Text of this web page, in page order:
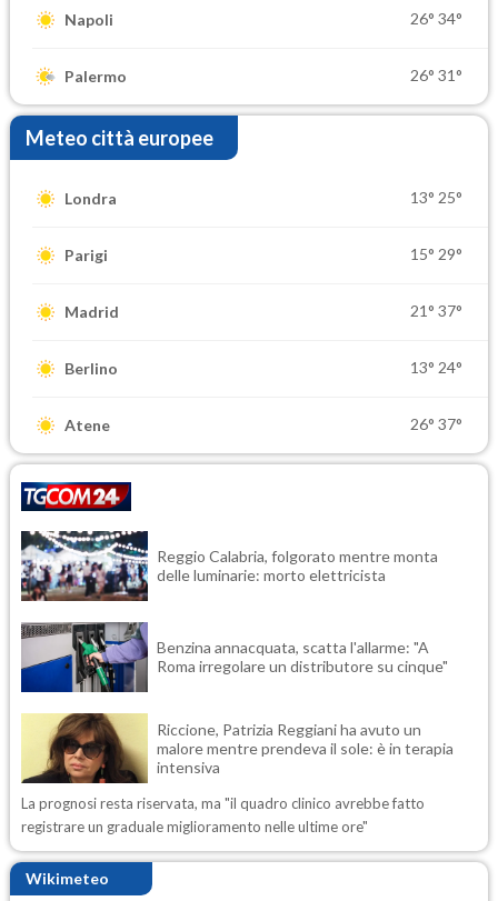
Napoli 26° 34°
Palermo 26° 31°
Meteo città europee
Londra 13° 25°
Parigi 15° 29°
Madrid 21° 37°
Berlino 13° 24°
Atene 26° 37°
Reggio Calabria, folgorato mentre monta
delle luminarie: morto elettricista
Benzina annacquata, scatta l'allarme: "A
Roma irregolare un distributore su cinque"
Riccione, Patrizia Reggiani ha avuto un
malore mentre prendeva il sole: è in terapia
intensiva
La prognosi resta riservata, ma "il quadro clinico avrebbe fatto
registrare un graduale miglioramento nelle ultime ore"
Wikimeteo